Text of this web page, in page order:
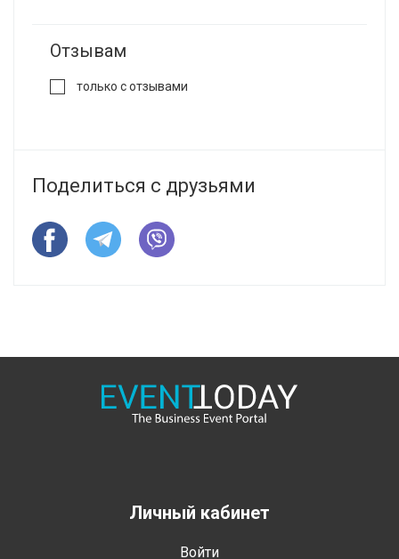
Отзывам
только с отзывами
Поделиться с друзьями
Личный кабинет
Войти